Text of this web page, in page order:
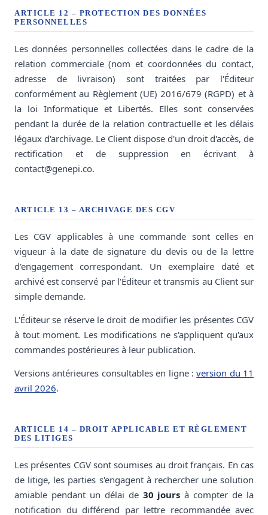
ARTICLE 12 – PROTECTION DES DONNÉES
PERSONNELLES
Les données personnelles collectées dans le cadre de la
relation commerciale (nom et coordonnées du contact,
adresse de livraison) sont traitées par l'Éditeur
conformément au Règlement (UE) 2016/679 (RGPD) et à
la loi Informatique et Libertés. Elles sont conservées
pendant la durée de la relation contractuelle et les délais
légaux d'archivage. Le Client dispose d'un droit d'accès, de
rectification et de suppression en écrivant à
contact@genepi.co.
ARTICLE 13 – ARCHIVAGE DES CGV
Les CGV applicables à une commande sont celles en
vigueur à la date de signature du devis ou de la lettre
d'engagement correspondant. Un exemplaire daté et
archivé est conservé par l'Éditeur et transmis au Client sur
simple demande.
L'Éditeur se réserve le droit de modifier les présentes CGV
à tout moment. Les modifications ne s'appliquent qu'aux
commandes postérieures à leur publication.
Versions antérieures consultables en ligne :version du 11
avril 2026.
ARTICLE 14 – DROIT APPLICABLE ET RÈGLEMENT
DES LITIGES
Les présentes CGV sont soumises au droit français. En cas
de litige, les parties s'engagent à rechercher une solution
amiable pendant un délai de 30 jours à compter de la
notification du différend par lettre recommandée avec